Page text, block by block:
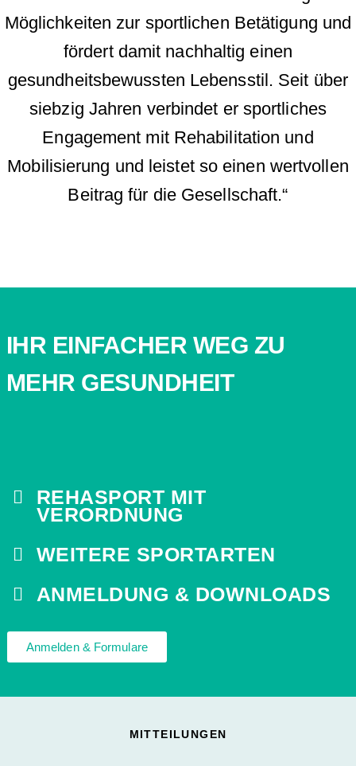
Möglichkeiten zur sportlichen Betätigung und
fördert damit nachhaltig einen
gesundheitsbewussten Lebensstil. Seit über
siebzig Jahren verbindet er sportliches
Engagement mit Rehabilitation und
Mobilisierung und leistet so einen wertvollen
Beitrag für die Gesellschaft.“
IHR EINFACHER WEG ZU
MEHR GESUNDHEIT
REHASPORT MIT
VERORDNUNG
WEITERE SPORTARTEN
ANMELDUNG & DOWNLOADS
Anmelden & Formulare
MITTEILUNGEN